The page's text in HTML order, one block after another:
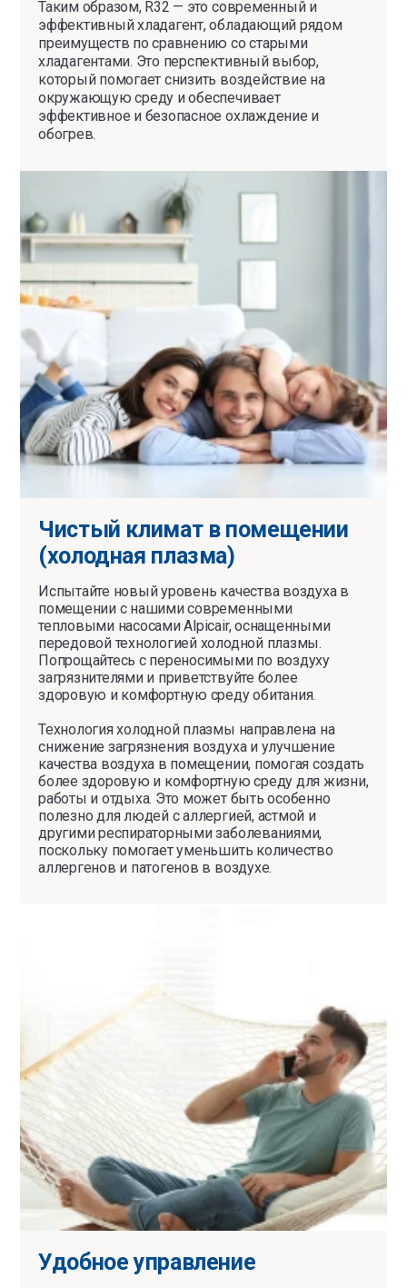
Таким образом, R32 — это современный и
эффективный хладагент, обладающий рядом
преимуществ по сравнению со старыми
хладагентами. Это перспективный выбор,
который помогает снизить воздействие на
окружающую среду и обеспечивает
эффективное и безопасное охлаждение и
обогрев.
Чистый климат в помещении
(холодная плазма)
Испытайте новый уровень качества воздуха в
помещении с нашими современными
тепловыми насосами Alpicair, оснащенными
передовой технологией холодной плазмы.
Попрощайтесь с переносимыми по воздуху
загрязнителями и приветствуйте более
здоровую и комфортную среду обитания.
Технология холодной плазмы направлена ​​на
снижение загрязнения воздуха и улучшение
качества воздуха в помещении, помогая создать
более здоровую и комфортную среду для жизни,
работы и отдыха. Это может быть особенно
полезно для людей с аллергией, астмой и
другими респираторными заболеваниями,
поскольку помогает уменьшить количество
аллергенов и патогенов в воздухе.
Удобное управление